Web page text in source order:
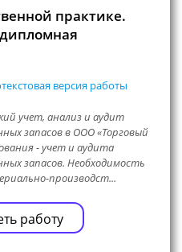
практике.
версия работы
учет, анализ и аудит
запасов в ООО «Торговый
- учет и аудита
запасов. Необходимость
производст...
работу